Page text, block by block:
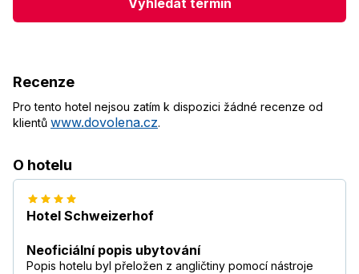
Recenze
Pro tento hotel nejsou zatím k dispozici žádné recenze od
klientů www.dovolena.cz.
O hotelu
Hotel Schweizerhof
Neoficiální popis ubytování
Popis hotelu byl přeložen z angličtiny pomocí nástroje